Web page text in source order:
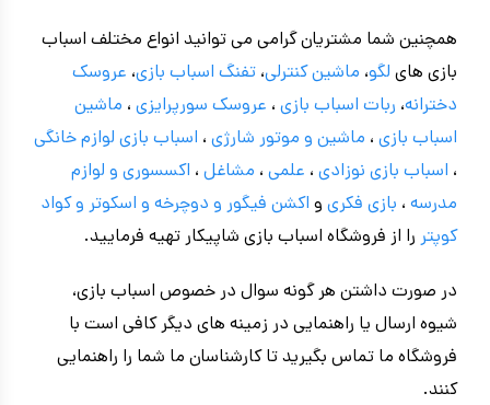
همچنین شما مشتریان گرامی می توانید انواع مختلف اسباب
بازی های لگو، ماشین کنترلی، تفنگ اسباب بازی، عروسک
دخترانه، ربات اسباب بازی ، عروسک سورپرایزی ، ماشین
اسباب بازی ، ماشین و موتور شارژی ، اسباب بازی لوازم خانگی
، اسباب بازی نوزادی ، علمی ، مشاغل ، اکسسوری و لوازم
مدرسه ، بازی فکری و اکشن فیگور و دوچرخه و اسکوتر و کواد
کوپتر را از فروشگاه اسباب بازی شاپیکار تهیه فرمایید.
در صورت داشتن هر گونه سوال در خصوص اسباب بازی،
شیوه ارسال یا راهنمایی در زمینه های دیگر کافی است با
فروشگاه ما تماس بگیرید تا کارشناسان ما شما را راهنمایی
کنند.